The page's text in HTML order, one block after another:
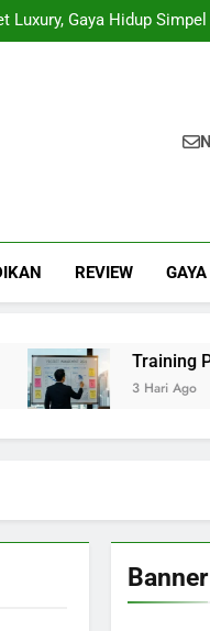
Luxury, Gaya Hidup
Quality Management:
sebagai Solusi Efisien
Quality Management:
Lengkap dengan
REVIEW
Training
3 Hari Ago
Banner